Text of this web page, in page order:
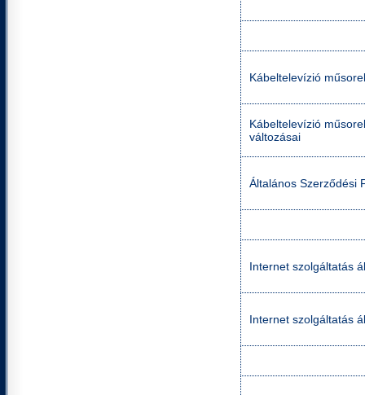
Kábeltelevízió
Kábeltelevízió
változásai
Általános Szerződési
Internet szolgáltatás
Internet szolgáltatás